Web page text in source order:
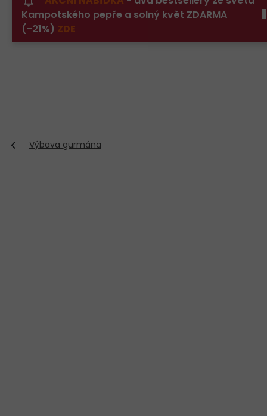
obsah
Kampotského pepře a solný květ ZDARMA
(-21%) ZDE
Výbava gurmána